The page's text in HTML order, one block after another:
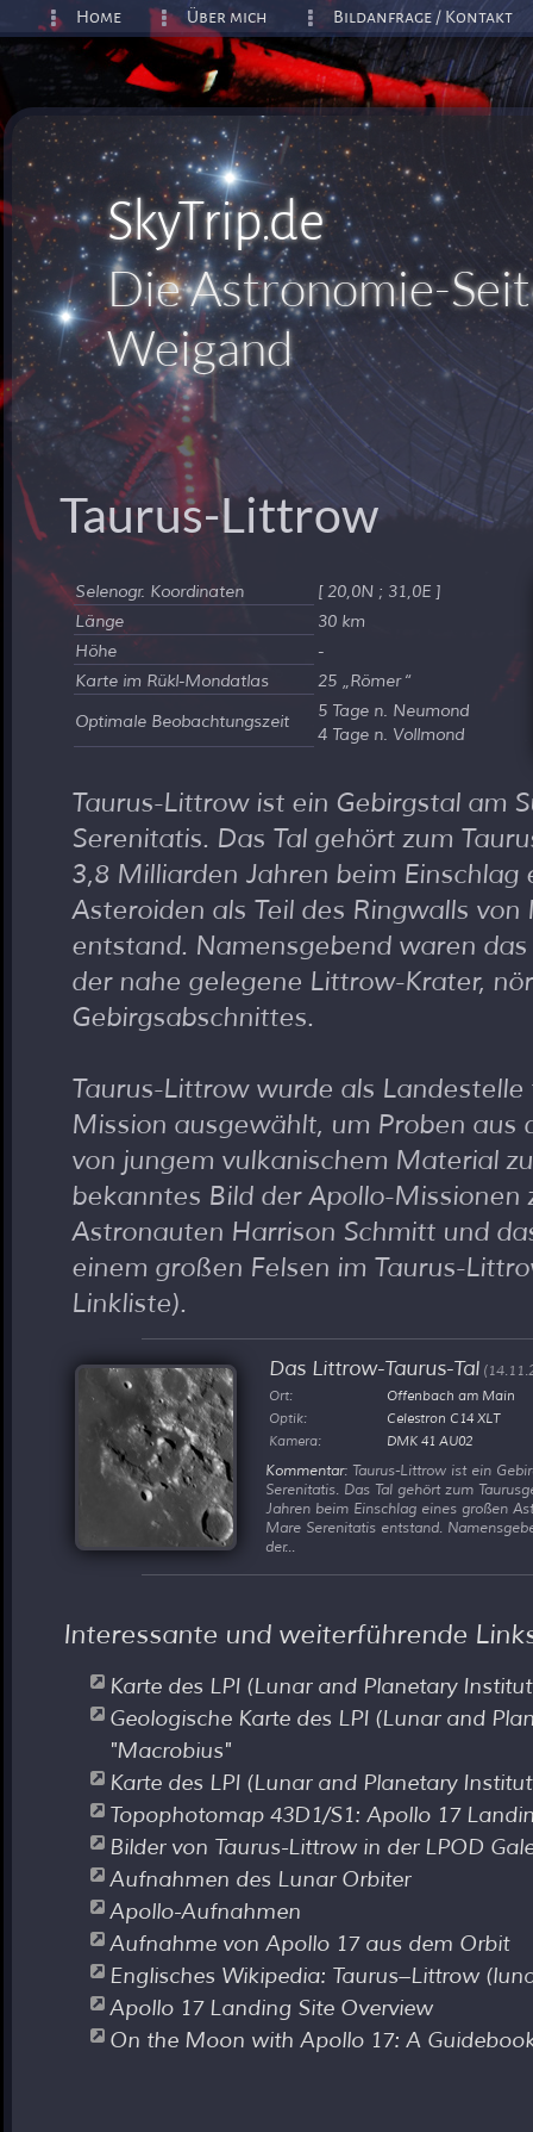
SkyTrip.de
Die Astronomie-
Weigand
Taurus-Littrow
Selenogr. Koordinaten
[ 20,0N ; 31,0E ]
Länge
30 km
Höhe
-
Karte im Rükl-Mondatlas
25
Römer
Optimale Beobachtungszeit
5 Tage n. Neumond
4 Tage n. Vollmond
Taurus-Littrow ist ein Gebirgstal am
Serenitatis. Das Tal gehört zum
3,8 Milliarden Jahren beim Einschlag
Asteroiden als Teil des Ringwalls
entstand. Namensgebend waren
der nahe gelegene Littrow-Krater,
Gebirgsabschnittes.
Taurus-Littrow wurde als
Mission ausgewählt, um Proben aus
von jungem vulkanischem Material
bekanntes Bild der Apollo-Missionen
Astronauten Harrison Schmitt und
einem großen Felsen im Taurus-
Linkliste).
Das Littrow-Taurus-Tal
Ort:
Offenbach am Main
Optik:
Celestron C14 XLT
Kamera:
DMK 41 AU02
Kommentar: Taurus-Littrow ist ein
Serenitatis. Das Tal gehört zum
Jahren beim Einschlag eines großen
Mare Serenitatis entstand.
der...
Interessante und weiterführende
Karte des LPI (Lunar and Planetary
Geologische Karte des LPI (Lunar and
"Macrobius"
Karte des LPI (Lunar and Planetary
Topophotomap 43D1/S1: Apollo 17
Bilder von Taurus-Littrow in der LPOD
Aufnahmen des Lunar Orbiter
Apollo-Aufnahmen
Aufnahme von Apollo 17 aus dem Orbit
Englisches Wikipedia: Taurus–Littrow
Apollo 17 Landing Site Overview
On the Moon with Apollo 17: A
Home Über mich Bildanfrage / Kontakt